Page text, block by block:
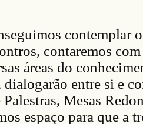
contemplar
contaremos
áreas do
dialogarão entre si e
Mesas
espaço para que a